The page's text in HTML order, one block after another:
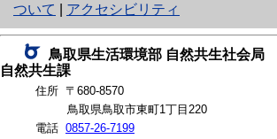
り
ネ
ッ
ト
へ
ついて
アクセシビリティ
鳥取県生活環境部 自然共生社会局
自然共生課
住所 〒680-8570
鳥取県鳥取市東町1丁目220
電話 0857-26-7199